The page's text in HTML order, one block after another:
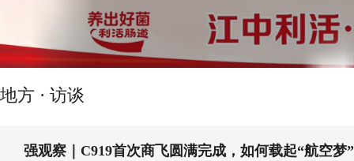
地方 · 访谈
强观察｜C919首次商飞圆满完成，如何载起“航空梦